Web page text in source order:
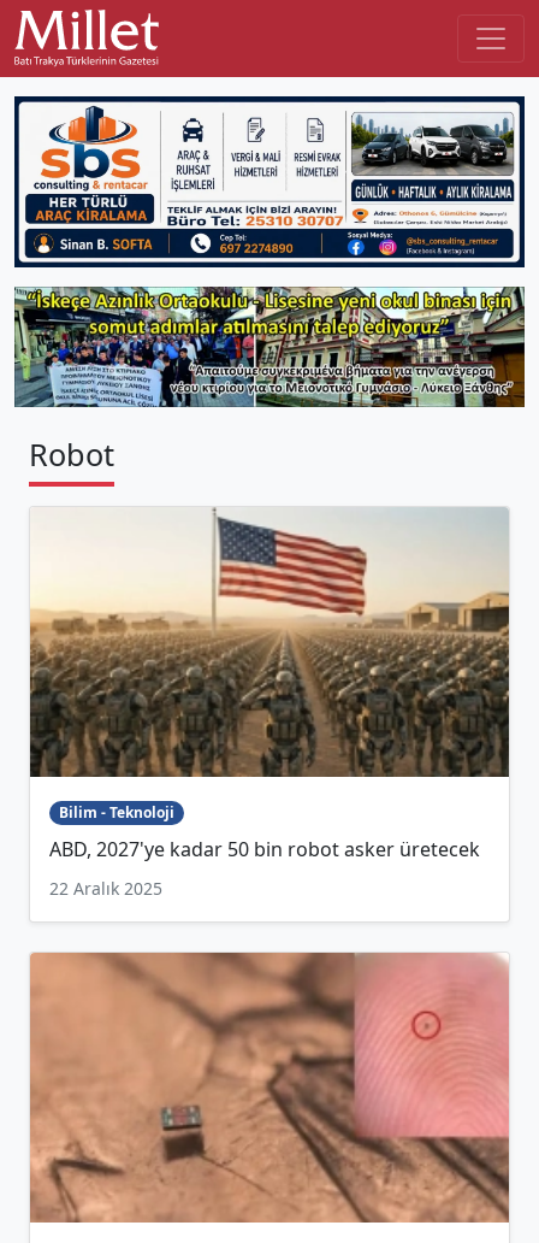
Robot
Bilim - Teknoloji
ABD, 2027'ye kadar 50 bin robot asker üretecek
22 Aralık 2025